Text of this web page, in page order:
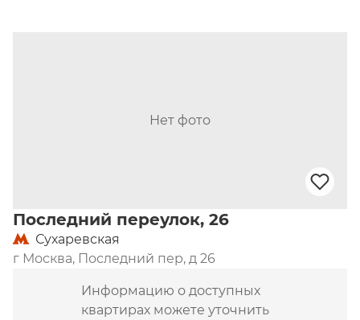
Нет фото
Последний переулок, 26
Сухаревская
г Москва, Последний пер, д 26
Информацию о доступных
квартирах можете уточнить